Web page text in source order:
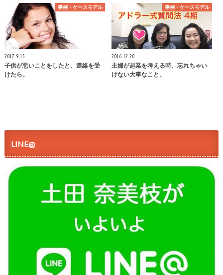
事例・ケースモデル
2017.9.15
子供が悪いことをしたと、連絡を受
けたら。
事例・ケースモデル
2016.12.20
主婦が起業を考える時、忘れちゃい
けない大事なこと。
LINE@